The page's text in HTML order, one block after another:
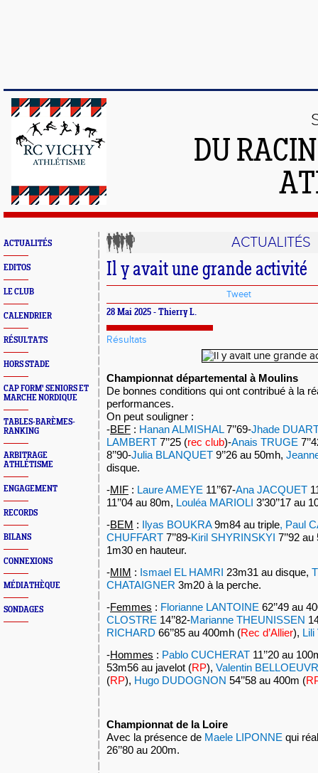
DU
ACTUALITÉS
EDITOS
LE CLUB
CALENDRIER
RÉSULTATS
HORS STADE
CAP FORM' SENIORS ET
MARCHE NORDIQUE
TABLES-BARÈMES-
RANKING
ARBITRAGE
ATHLÉTISME
ENGAGEMENT
RECORDS
BILANS
CONNEXIONS
MÉDIATHÈQUE
SONDAGES
ACTUALITÉS
Il y avait une grande activité
Tweet
28 Mai 2025 - Thierry L.
Résultats
Championnat départemental à Moulins
De bonnes conditions qui ont contribué à la
performances.
On peut souligner :
-BEF : Hanan ALMISHAL7’’69-Jhade
LAMBERT 7’’25 (rec club)-Anais TRUGE
8’’90-Julia BLANQUET 9’’26 au 50mh,
disque.
-MIF : Laure AMEYE 11’’67-Ana JACQUET
11’’04 au 80m, Louléa MARIOLI 3’30’’17 au
-BEM : Ilyas BOUKRA9m84 au triple, Paul
CHUFFART 7’’89-Kiril SHYRINSKYI 7’’92
1m30 en hauteur.
-MIM : Ismael EL HAMRI 23m31 au disque,
CHATAIGNER 3m20 à la perche.
-Femmes : Florianne LANTOINE 62’’49 au
CLOSTRE 14’’82-Marianne THEUNISSEN
RICHARD 66’’85 au 400mh (Rec d’Allier), Lili
-Hommes : Pablo CUCHERAT 11’’20 au
53m56 au javelot (RP), Valentin
(RP), Hugo DUDOGNON 54’’58 au 400m (
Championnat de la Loire
Avec la présence de Maele LIPONNE qui
26’’80 au 200m.